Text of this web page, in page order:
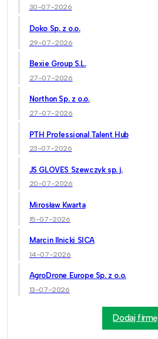
30-07-2026
Doko Sp. z o.o.
29-07-2026
Bexie Group S.L.
27-07-2026
Northon Sp. z o.o.
27-07-2026
PTH Professional Talent Hub
23-07-2026
JS GLOVES Szewczyk sp. j.
20-07-2026
Mirosław Kwarta
15-07-2026
Marcin Ilnicki SICA
14-07-2026
AgroDrone Europe Sp. z o.o.
13-07-2026
Dodaj firmę